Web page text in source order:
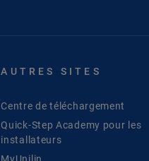
AUTRES SITES
Centre de téléchargement
Quick-Step Academy pour les
installateurs